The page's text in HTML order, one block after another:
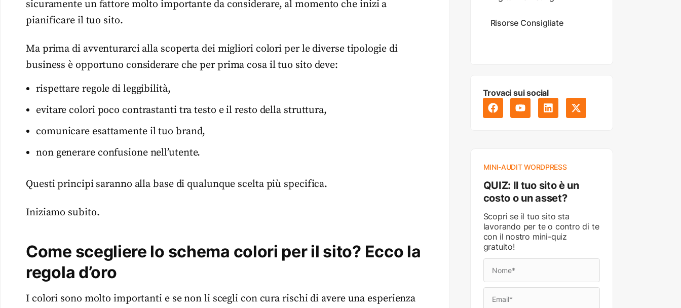
sicuramente un fattore molto importante da considerare, al momento che inizi a
pianificare il tuo sito.
Ma prima di avventurarci alla scoperta dei migliori colori per le diverse tipologie di
business è opportuno considerare che per prima cosa il tuo sito deve:
rispettare regole di leggibilità,
evitare colori poco contrastanti tra testo e il resto della struttura,
comunicare esattamente il tuo brand,
non generare confusione nell’utente.
Questi principi saranno alla base di qualunque scelta più specifica.
Iniziamo subito.
Come scegliere lo schema colori per il sito? Ecco la
regola d’oro
I colori sono molto importanti e se non li scegli con cura rischi di avere una esperienza
Risorse Consigliate
Trovaci sui social
MINI-AUDIT WORDPRESS
QUIZ: Il tuo sito è un
costo o un asset?
Scopri se il tuo sito sta
lavorando per te o contro di te
con il nostro mini-quiz
gratuito!